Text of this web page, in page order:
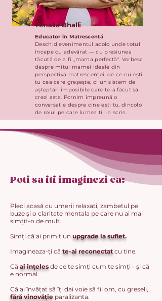
Amalia Bhalli
Educator în Matrescență
Deschid evenimentul acolo unde totul
începe cu adevărat — cu presiunea
tăcută de a fi „mama perfectă". Vorbesc
despre mitul mamei ideale din
perspectiva matrescenței: de ce nu ești
tu cea care greșește, ci un sistem de
așteptări imposibile care te-a făcut să
crezi asta. Pornim împreună o
conversație despre cine ești tu, dincolo
de rolul pe care lumea ți l-a scris.
Poti sa iti imaginezi ca:
Pleci acasă cu umerii relaxati, zambetul pe
buze și o claritate mentala pe care nu ai mai
simțit-o de mult.
Simți că ai primit un upgrade la suflet.
Imagineaza-ți că te-ai reconectat cu tine.
Că ai înțeles de ce te simți cum te simți - și că
e normal.
Că ai învățat să îți dai voie să fii om, cu greseli,
fără vinovăție paralizanta.